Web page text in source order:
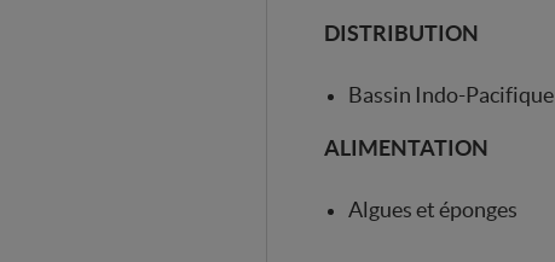
DISTRIBUTION
Bassin Indo-Pacifique
ALIMENTATION
Algues et éponges